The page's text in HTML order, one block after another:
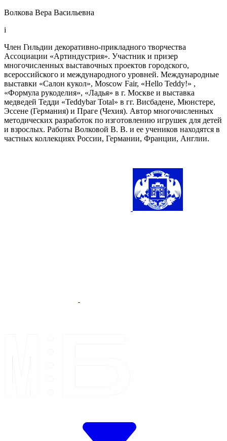
Волкова Вера Васильевна
i
Член Гильдии декоративно-прикладного творчества
Ассоциации «Артиндустрия». Участник и призер
многочисленных выставочных проектов городского,
всероссийского и международного уровней. Международные
выставки «Салон кукол», Moscow Fair, «Hello Teddy!» ,
«Формула рукоделия», «Ладья» в г. Москве и выставка
медведей Тедди «Teddybar Total» в гг. Висбадене, Мюнстере,
Эссене (Германия) и Праге (Чехия). Автор многочисленных
методических разработок по изготовлению игрушек для детей
и взрослых. Работы Волковой В. В. и ее учеников находятся в
частных коллекциях России, Германии, Франции, Англии.